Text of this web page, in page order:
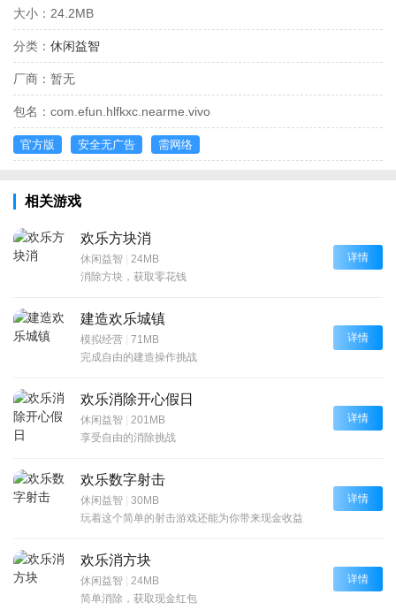
大小： 24.2MB
分类： 休闲益智
厂商： 暂无
包名： com.efun.hlfkxc.nearme.vivo
官方版 安全无广告 需网络
相关游戏
欢乐方块消
休闲益智 | 24MB
消除方块，获取零花钱
详情
建造欢乐城镇
模拟经营 | 71MB
完成自由的建造操作挑战
详情
欢乐消除开心假日
休闲益智 | 201MB
享受自由的消除挑战
详情
欢乐数字射击
休闲益智 | 30MB
玩着这个简单的射击游戏还能为你带来现金收益
详情
欢乐消方块
休闲益智 | 24MB
简单消除，获取现金红包
详情